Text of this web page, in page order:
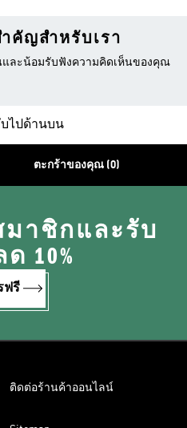
คัญสำหรับเรา
และน้อมรับฟังความคิดเห็นของคุณ
ไปด้านบน
ตะกร้าของคุณ (0)
าชิกและรับ
10%
ฟรี
ติดต่อร้านค้าออนไลน์